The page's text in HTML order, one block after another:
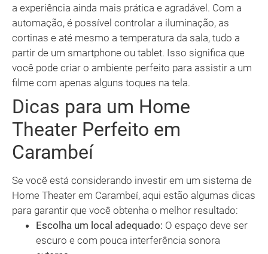
a experiência ainda mais prática e agradável. Com a
automação, é possível controlar a iluminação, as
cortinas e até mesmo a temperatura da sala, tudo a
partir de um smartphone ou tablet. Isso significa que
você pode criar o ambiente perfeito para assistir a um
filme com apenas alguns toques na tela.
Dicas para um Home
Theater Perfeito em
Carambeí
Se você está considerando investir em um sistema de
Home Theater em Carambeí, aqui estão algumas dicas
para garantir que você obtenha o melhor resultado:
Escolha um local adequado: O espaço deve ser
escuro e com pouca interferência sonora